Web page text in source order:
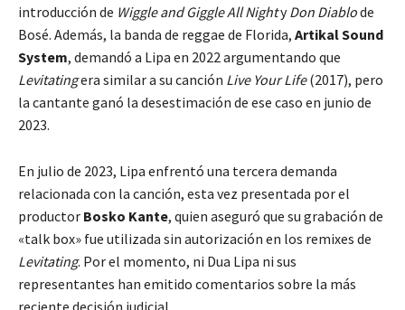
introducción de Wiggle and Giggle All NightyDon Diablode
Bosé. Además, la banda de reggae de Florida, Artikal Sound
System, demandó a Lipa en 2022 argumentando que
Levitatingera similar a su canción Live Your Life(2017), pero
la cantante ganó la desestimación de ese caso en junio de
2023.
En julio de 2023, Lipa enfrentó una tercera demanda
relacionada con la canción, esta vez presentada por el
productor Bosko Kante, quien aseguró que su grabación de
«talk box» fue utilizada sin autorización en los remixes de
Levitating. Por el momento, ni Dua Lipa ni sus
representantes han emitido comentarios sobre la más